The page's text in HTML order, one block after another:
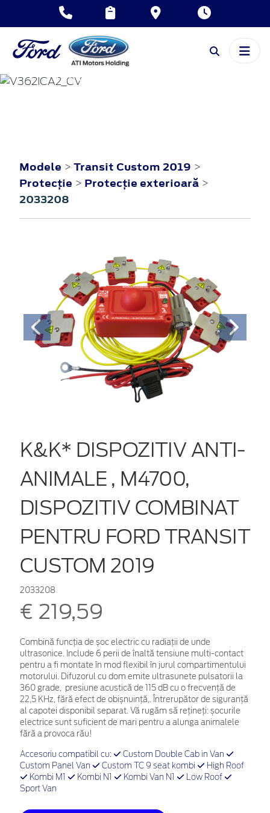
TRANSIT CUSTOM
Modele > Transit Custom 2019 >
Protecţie > Protecţie exterioară >
2033208
K&K* DISPOZITIV ANTI-
ANIMALE , M4700,
DISPOZITIV COMBINAT
PENTRU FORD TRANSIT
CUSTOM 2019
2033208
€ 219,59
Combină funcția de șoc electric cu radiații de unde
ultrasonice. Include 6 perii de înaltă tensiune multi-contact
pentru a fi montate în mod flexibil în jurul compartimentului
motorului. Difuzorul cu dom emite ultrasunete pulsatorii la
360 grade, presiune acustică de 115 dB cu o frecvență de
22,5 KHz, fără efect de obișnuință,.
Întrerupător de siguranță
al capotei disponibil separat. Vă rugăm să rețineți: șocurile
electrice sunt suficient de mari pentru a alunga animalele
fără a provoca rău!
Accesoriu compatibil cu:
Custom Double Cab in Van
Custom Panel Van
Custom TC 9 seat kombi
High Roof
Kombi M1
Kombi N1 Kombi Van N1
Low Roof
Sport Van